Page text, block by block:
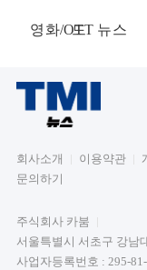
드
영화/OTT 뉴스
회사소개 이용약관
문의하기
주식회사 카붐
서울특별시 서초구 강남
사업자등록번호 : 295-